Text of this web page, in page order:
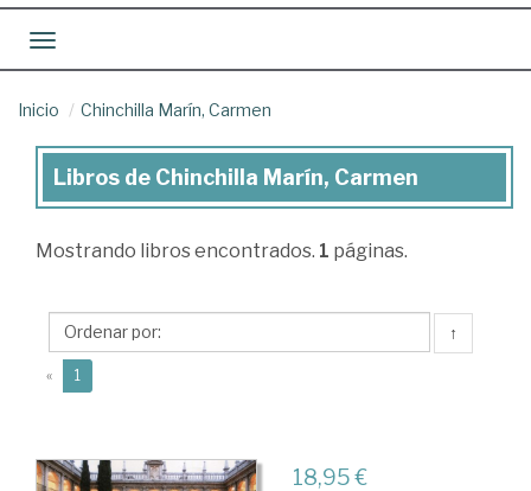
Toggle navigation
Inicio Chinchilla Marín, Carmen
Libros
Chinchilla
Carmen
Libros de Chinchilla Marín, Carmen
Mostrando libros encontrados. 1 páginas.
↑
« 1
18,95 €